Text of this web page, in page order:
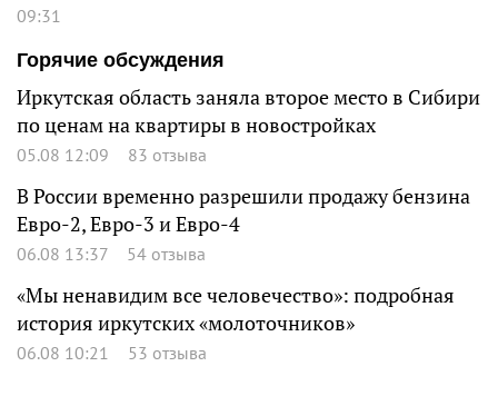
09:31
Горячие обсуждения
Иркутская область заняла второе место в Сибири
по ценам на квартиры в новостройках
05.08 12:09 83 отзыва
В России временно разрешили продажу бензина
Евро-2, Евро-3 и Евро-4
06.08 13:37 54 отзыва
«Мы ненавидим все человечество»: подробная
история иркутских «молоточников»
06.08 10:21 53 отзыва